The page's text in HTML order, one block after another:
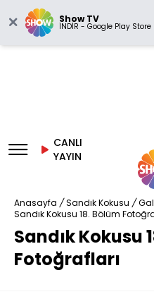
Show TV
İNDİR - Google Play Store
CANLI
YAYIN
Anasayfa / Sandık Kokusu /
Sandık Kokusu 18. Bölüm
Sandık Kokusu
Fotoğrafları